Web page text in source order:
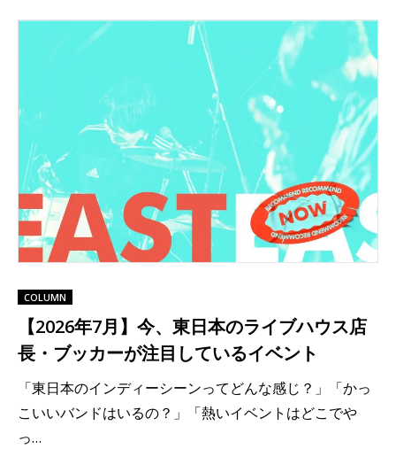
COLUMN
【2026年7月】今、東日本のライブハウス店
長・ブッカーが注目しているイベント
「東日本のインディーシーンってどんな感じ？」「かっ
こいいバンドはいるの？」「熱いイベントはどこでや
っ…